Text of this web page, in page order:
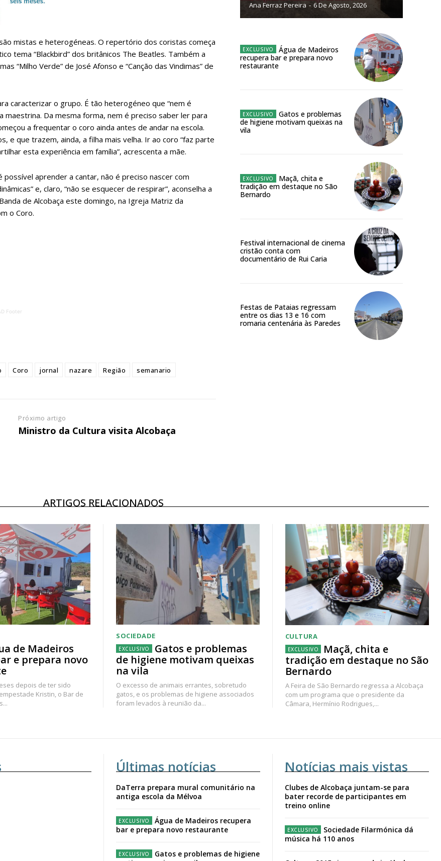
à Quinta-feira
para
ASSINATURA
16
Acesso ao conteúdo online
Acesso aos conteúdos Exclusivos para
assinantes
Ofertas para assinatura anual
mistas e heterogéneas. O repertório dos coristas começa
tema “Blackbird” dos britânicos The Beatles. Também a
“Milho Verde” de José Afonso e “Canção das Vindimas” de
caracterizar o grupo. É tão heterogéneo que “nem é
Da mesma forma, nem é preciso saber ler para
a frequentar o coro ainda antes de andar na escola.
e que trazem, ainda, a filha mais velha. Ir ao coro “faz parte
esta experiência em família”, acrescenta a mãe.
possível aprender a cantar, não é preciso nascer com
e, claro, “não se esquecer de respirar”, aconselha a
de Alcobaça este domingo, na Igreja Matriz da
o Coro.
Footer
Coro jornal nazare Região semanario
Próximo artigo
Ministro da Cultura visita Alcobaça
Ana Ferraz Pereira - 6 De Agosto, 2026
Água de Madeiros
recupera bar e prepara novo
restaurante
Gatos e problemas
de higiene motivam queixas na
vila
Maçã, chita e
tradição em destaque no São
Bernardo
Festival internacional de cinema
cristão conta com
documentário de Rui Caria
Festas de Pataias regressam
entre os dias 13 e 16 com
romaria centenária às Paredes
ARTIGOS RELACIONADOS
de Madeiros
e prepara novo
depois de ter sido
Kristin, o Bar de
SOCIEDADE
Gatos e problemas
de higiene motivam queixas
na vila
O excesso de animais errantes, sobretudo
gatos, e os problemas de higiene associados
foram levados à reunião da...
CULTURA
Maçã, chita e
tradição em destaque no São
Bernardo
A Feira de São Bernardo regressa a Alcobaça
com um programa que o presidente da
Câmara, Hermínio Rodrigues,...
Últimas notícias
DaTerra prepara mural comunitário na
antiga escola da Mélvoa
Água de Madeiros recupera
bar e prepara novo restaurante
Gatos e problemas de higiene
Notícias mais vistas
Clubes de Alcobaça juntam-se para
bater recorde de participantes em
treino online
Sociedade Filarmónica dá
música há 110 anos